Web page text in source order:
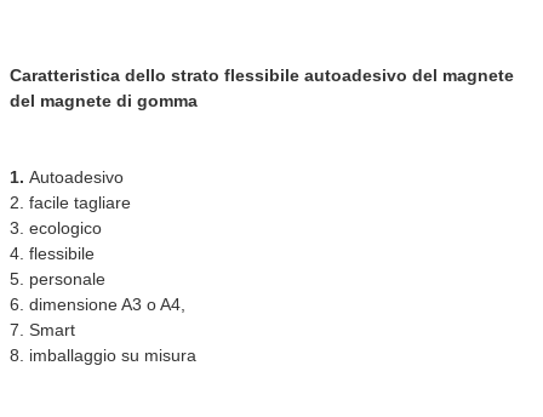
Caratteristica dello strato flessibile autoadesivo del magnete
del magnete di gomma
1. Autoadesivo
2. facile tagliare
3. ecologico
4. flessibile
5. personale
6. dimensione A3 o A4,
7. Smart
8. imballaggio su misura